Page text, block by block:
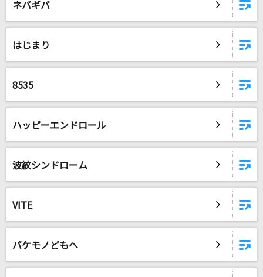
ネバギバ
はじまり
8535
ハッピーエンドロール
波紋シンドローム
VITE
バケモノどもへ